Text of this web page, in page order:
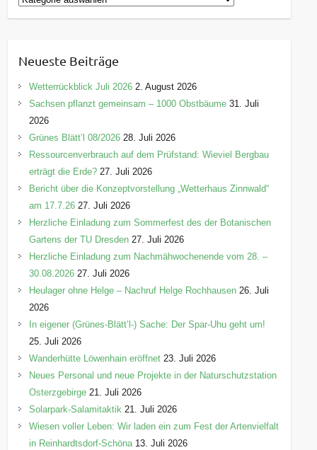
a
g
o
r
e
n
Neueste Beiträge
Wetterrückblick Juli 2026 2. August 2026
Sachsen pflanzt gemeinsam – 1000 Obstbäume 31. Juli
2026
Grünes Blätt’l 08/2026 28. Juli 2026
Ressourcenverbrauch auf dem Prüfstand: Wieviel Bergbau
erträgt die Erde? 27. Juli 2026
Bericht über die Konzeptvorstellung „Wetterhaus Zinnwald“
am 17.7.26 27. Juli 2026
Herzliche Einladung zum Sommerfest des der Botanischen
Gartens der TU Dresden 27. Juli 2026
Herzliche Einladung zum Nachmähwochenende vom 28. –
30.08.2026 27. Juli 2026
Heulager ohne Helge – Nachruf Helge Rochhausen 26. Juli
2026
In eigener (Grünes-Blätt’l-) Sache: Der Spar-Uhu geht um!
25. Juli 2026
Wanderhütte Löwenhain eröffnet 23. Juli 2026
Neues Personal und neue Projekte in der Naturschutzstation
Osterzgebirge 21. Juli 2026
Solarpark-Salamitaktik 21. Juli 2026
Wiesen voller Leben: Wir laden ein zum Fest der Artenvielfalt
in Reinhardtsdorf-Schöna 13. Juli 2026